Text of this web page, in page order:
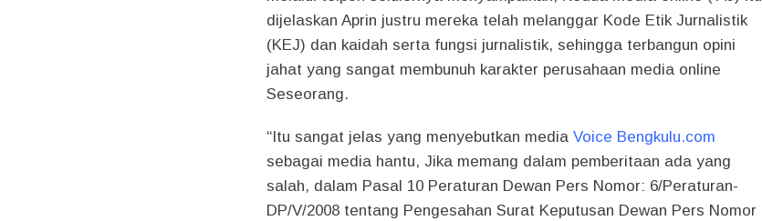
dijelaskan Aprin justru mereka telah melanggar Kode Etik Jurnalistik
(KEJ) dan kaidah serta fungsi jurnalistik, sehingga terbangun opini
jahat yang sangat membunuh karakter perusahaan media online
Seseorang.
“Itu sangat jelas yang menyebutkan media Voice Bengkulu.com
sebagai media hantu, Jika memang dalam pemberitaan ada yang
salah, dalam Pasal 10 Peraturan Dewan Pers Nomor: 6/Peraturan-
DP/V/2008 tentang Pengesahan Surat Keputusan Dewan Pers Nomor